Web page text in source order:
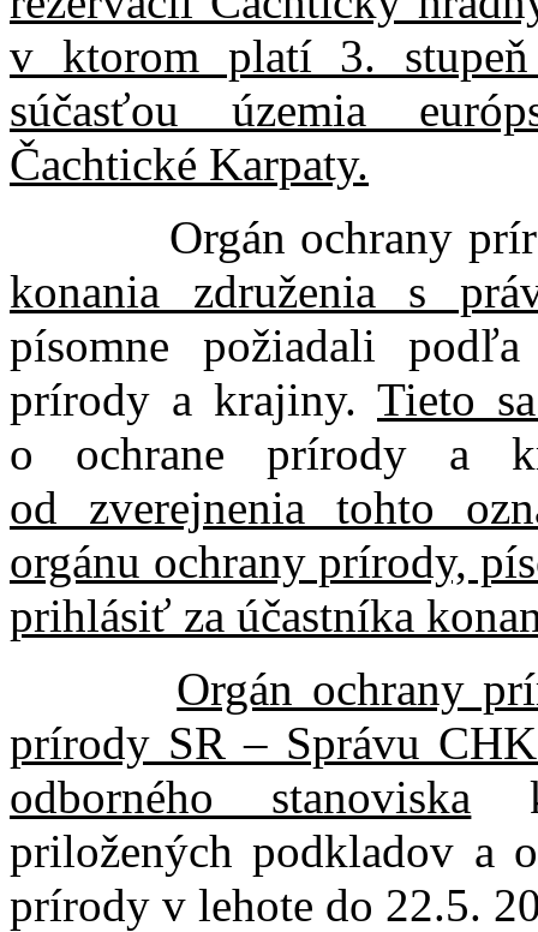
v ktorom platí 3.
súčasťou územia
Čachtické Karpaty.
Orgán ochrany
konania združenia s
písomne požiadali
prírody a krajiny. Tieto
o ochrane prírody a
od zverejnenia tohto
orgánu ochrany prírody,
prihlásiť za účastníka
Orgán ochrany
prírody SR – Správu
odborného stanoviska k
priložených podkladov a
prírody v lehote do 22.5.